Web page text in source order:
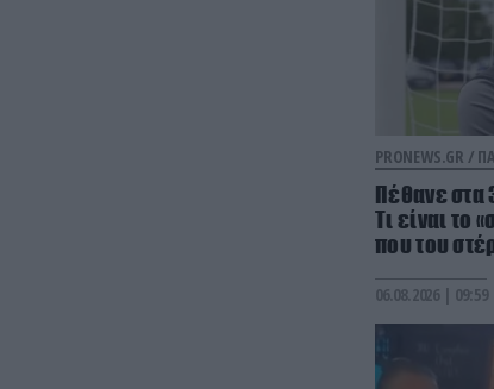
PRONEWS.GR /
Πέθανε στα
Τι είναι το
που του
06.08.2026 | 09:59